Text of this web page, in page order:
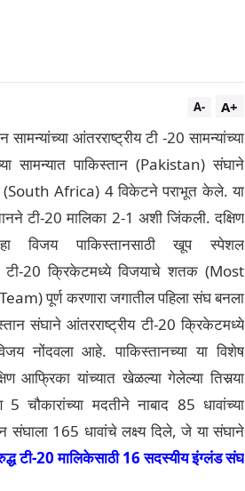
A+
A-
सामन्यांच्या आंतरराष्ट्रीय टी -20 सामन्यांच्या
सामन्यात पाकिस्तान (Pakistan) संघाने
(South Africa) 4 विकेटने पराभूत केले. या
टी-20 मालिका 2-1 अशी जिंकली. दक्षिण
विजय पाकिस्तानसाठी खूप स्पेशल
टी-20 क्रिकेटमध्ये विजयाचे शतक (Most
पूर्ण करणारा जगातील पहिला संघ बनला
संघाने आंतरराष्ट्रीय टी-20 क्रिकेटमध्ये
नोंदवला आहे. पाकिस्तानच्या या विशेष
आफ्रिका यांच्यात खेळल्या गेलेल्या तिसर्‍या
मदतीने नाबाद 85 धावांच्या
संघाला 165 धावांचे लक्ष्य दिले, जे या संघाने
टी-20 मालिकेसाठी 16 सदस्यीय इंग्लंड संघ